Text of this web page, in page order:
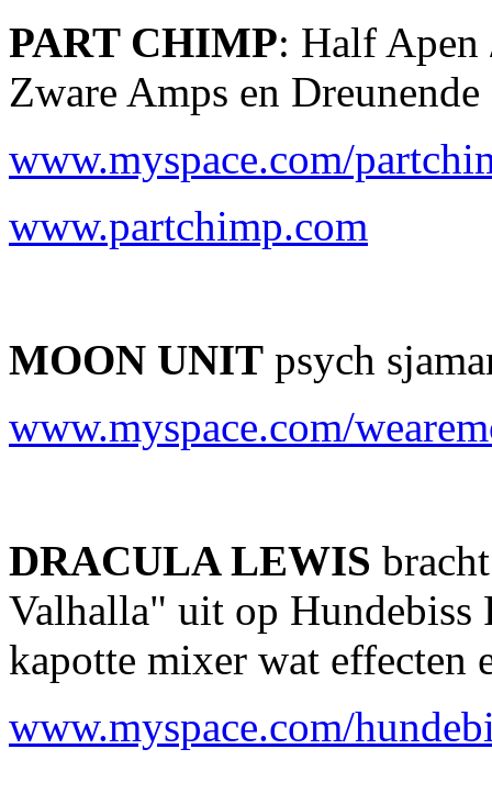
PART CHIMP: Half Apen
Zware Amps en
www.myspace.com/
www.partchimp.com
MOON UNIT psych
www.myspace.com/
DRACULA LEWIS
Valhalla" uit op Hundebiss
kapotte mixer wat effecten
www.myspace.com/